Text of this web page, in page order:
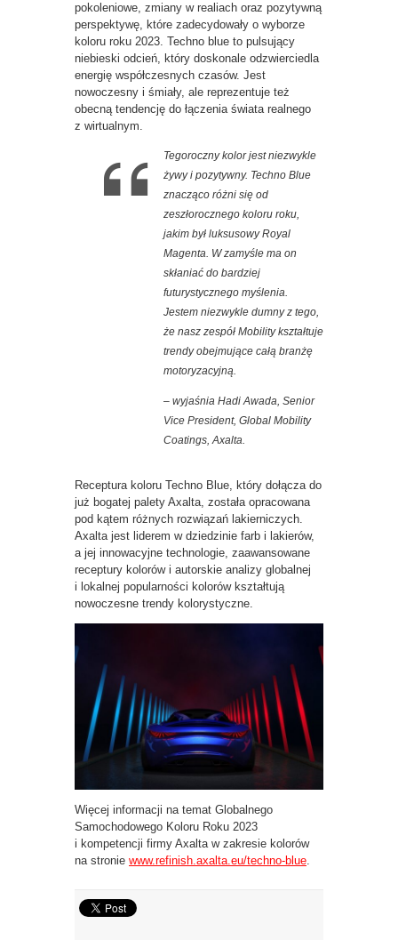
pokoleniowe, zmiany w realiach oraz pozytywną
perspektywę, które zadecydowały o wyborze
koloru roku 2023. Techno blue to pulsujący
niebieski odcień, który doskonale odzwierciedla
energię współczesnych czasów. Jest
nowoczesny i śmiały, ale reprezentuje też
obecną tendencję do łączenia świata realnego
z wirtualnym.
Tegoroczny kolor jest niezwykle
żywy i pozytywny. Techno Blue
znacząco różni się od
zeszłorocznego koloru roku,
jakim był luksusowy Royal
Magenta. W zamyśle ma on
skłaniać do bardziej
futurystycznego myślenia.
Jestem niezwykle dumny z tego,
że nasz zespół Mobility kształtuje
trendy obejmujące całą branżę
motoryzacyjną.
– wyjaśnia Hadi Awada, Senior
Vice President, Global Mobility
Coatings, Axalta.
Receptura koloru Techno Blue, który dołącza do
już bogatej palety Axalta, została opracowana
pod kątem różnych rozwiązań lakierniczych.
Axalta jest liderem w dziedzinie farb i lakierów,
a jej innowacyjne technologie, zaawansowane
receptury kolorów i autorskie analizy globalnej
i lokalnej popularności kolorów kształtują
nowoczesne trendy kolorystyczne.
Więcej informacji na temat Globalnego
Samochodowego Koloru Roku 2023
i kompetencji firmy Axalta w zakresie kolorów
na stronie www.refinish.axalta.eu/techno-blue